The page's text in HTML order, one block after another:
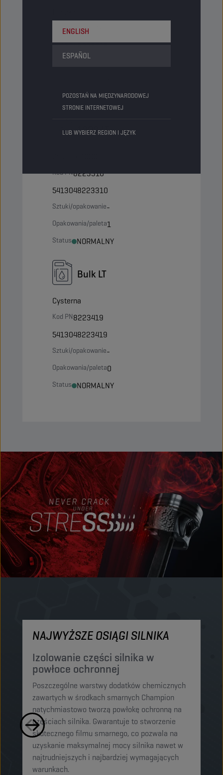
ENGLISH
ESPAÑOL
POZOSTAŃ NA MIĘDZYNARODOWEJ
STRONIE INTERNETOWEJ
LUB WYBIERZ REGION I JĘZYK
Kod PN8223716
Status NORMALNY
1000 LT
Kod PN8223310
5413048223310
Sztuki/opakowanie-
Opakowania/paleta1
Status NORMALNY
Bulk LT
Cysterna
Kod PN8223419
5413048223419
Sztuki/opakowanie-
Opakowania/paleta0
Status NORMALNY
NAJWYŻSZE OSIĄGI SILNIKA
Izolowanie części silnika w
powłoce ochronnej
Poszczególne warstwy dodatków chemicznych
zawartych w środkach smarnych Champion
natychmiastowo tworzą powłokę ochronną na
częściach silnika. Gwarantuje to stworzenie
skutecznego filmu smarnego, co pozwala na
uzyskanie maksymalnej mocy silnika nawet w
najtrudniejszych i najbardziej wymagających
warunkach.